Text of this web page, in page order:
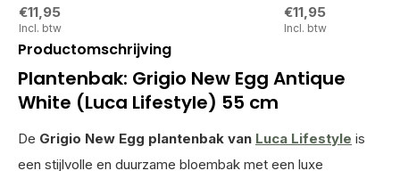
€11,95
Incl. btw
€11,95
Incl. btw
Productomschrijving
Plantenbak: Grigio New Egg Antique
White (Luca Lifestyle) 55 cm
De Grigio New Egg plantenbak van Luca Lifestyle is
een stijlvolle en duurzame bloembak met een luxe